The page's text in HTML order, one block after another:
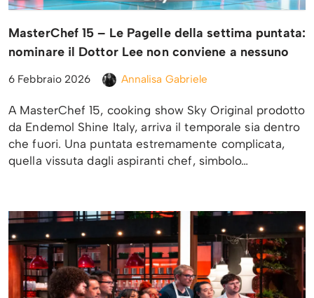
MasterChef 15 – Le Pagelle della settima puntata:
nominare il Dottor Lee non conviene a nessuno
6 Febbraio 2026 Annalisa Gabriele
A MasterChef 15, cooking show Sky Original prodotto
da Endemol Shine Italy, arriva il temporale sia dentro
che fuori. Una puntata estremamente complicata,
quella vissuta dagli aspiranti chef, simbolo…